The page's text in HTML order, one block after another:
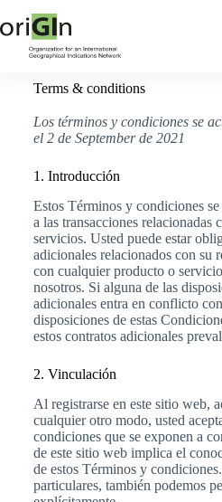
Terms & conditions
Los términos y condiciones se
el 2 de September de 2021
1. Introducción
Estos Términos y condiciones
a las transacciones relacionadas
servicios. Usted puede estar
adicionales relacionados con su
con cualquier producto o
nosotros. Si alguna de las
adicionales entra en conflicto
disposiciones de estas
estos contratos adicionales
2. Vinculación
Al registrarse en este sitio web,
cualquier otro modo, usted
condiciones que se exponen a
de este sitio web implica el
de estos Términos y
particulares, también podemos